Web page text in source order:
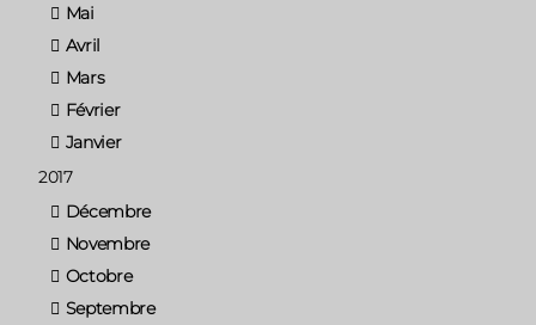
Mai
Avril
Mars
Février
Janvier
2017
Décembre
Novembre
Octobre
Septembre